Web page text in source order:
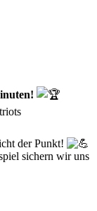
der Punkt!
sichern wir uns